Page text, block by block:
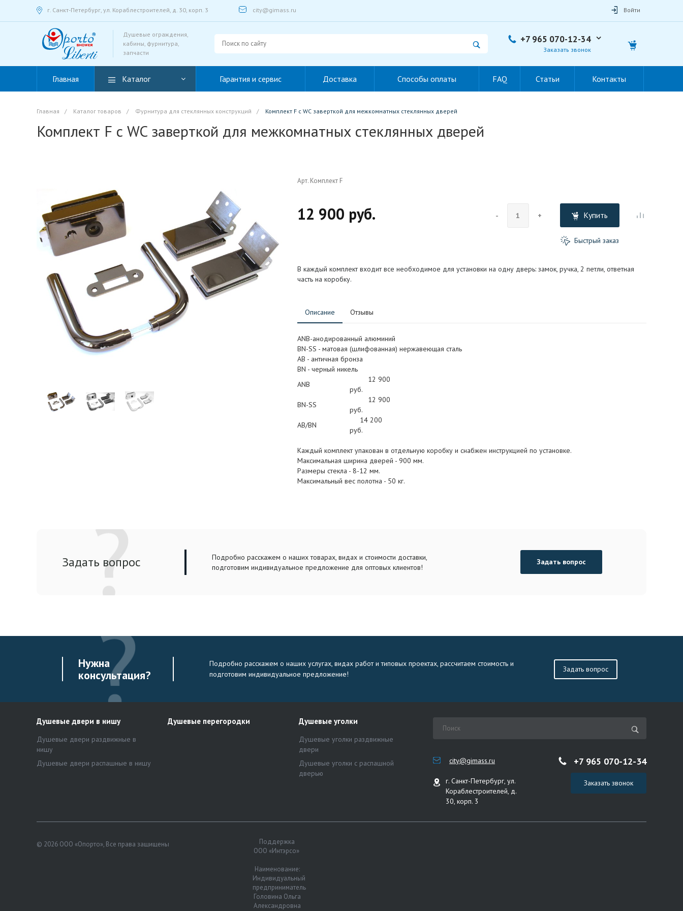
г. Санкт-Петербург, ул. Кораблестроителей, д. 30, корп. 3 city@gimass.ru Войти
Душевые ограждения,
кабины, фурнитура,
запчасти
+7 965 070-12-34
Заказать звонок
Главная Каталог Гарантия и сервис Доставка Способы оплаты FAQ Статьи Контакты
Главная / Каталог товаров / Фурнитура для стеклянных конструкций / Комплект F с WC заверткой для межкомнатных стеклянных дверей
Комплект F с WC заверткой для межкомнатных стеклянных дверей
Арт. Комплект F
12 900 руб. - + Купить
Быстрый заказ
В каждый комплект входит все необходимое для установки на одну дверь: замок, ручка, 2 петли, ответная
часть на коробку.
Описание Отзывы
ANB-анодированный алюминий
BN-SS - матовая (шлифованная) нержавеющая сталь
АB - античная бронза
BN - черный никель
ANB
12 900
руб.
BN-SS
12 900
руб.
AB/BN
14 200
руб.
Каждый комплект упакован в отдельную коробку и снабжен инструкцией по установке.
Максимальная ширина дверей - 900 мм.
Размеры стекла - 8-12 мм.
Максимальный вес полотна - 50 кг.
Задать вопрос
Подробно расскажем о наших товарах, видах и стоимости доставки,
подготовим индивидуальное предложение для оптовых клиентов!
Задать вопрос
Нужна
консультация?
Подробно расскажем о наших услугах, видах работ и типовых проектах, рассчитаем стоимость и
подготовим индивидуальное предложение!
Задать вопрос
Душевые двери в нишу
Душевые двери раздвижные в
нишу
Душевые двери распашные в нишу
Душевые перегородки Душевые уголки
Душевые уголки раздвижные
двери
Душевые уголки с распашной
дверью
city@gimass.ru
г. Санкт-Петербург, ул.
Кораблестроителей, д.
30, корп. 3
+7 965 070-12-34
Заказать звонок
© 2026 ООО «Опорто», Все права защищены
Поддержка
ООО «Интэрсо»
Наименование:
Индивидуальный
предприниматель
Головина Ольга
Александровна